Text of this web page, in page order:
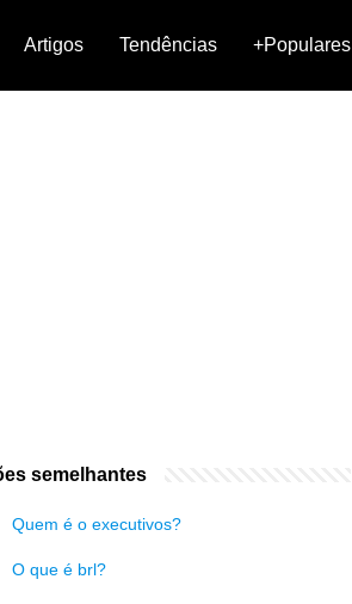
Artigos Tendências +Populares
semelhantes
Quem é o executivos?
O que é brl?